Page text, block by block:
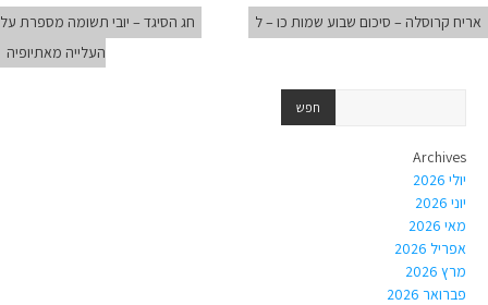
אריח קרוסלה – סיכום שבוע שמות כו – ל
חג הסיגד – יובי תשומה מספרת על
העלייה מאתיופיה
Archives
יולי 2026
יוני 2026
מאי 2026
אפריל 2026
מרץ 2026
פברואר 2026